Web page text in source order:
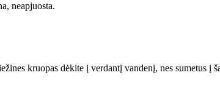
ne­ap­juos­ta.
kruo­pas dė­ki­te į ver­dan­tį van­de­nį, nes su­me­tus į